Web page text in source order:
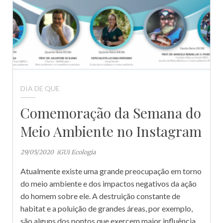
DIA DE QUE
Comemoração da Semana do
Meio Ambiente no Instagram
29/05/2020 iGUi Ecologia
Atualmente existe uma grande preocupação em torno
do meio ambiente e dos impactos negativos da ação
do homem sobre ele. A destruição constante de
habitat e a poluição de grandes áreas, por exemplo,
são alguns dos pontos que exercem maior influência